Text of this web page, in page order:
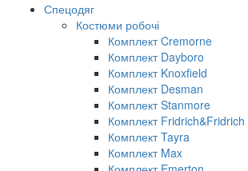
Спецодяг
Костюми робочі
Комплект Cremorne
Комплект Dayboro
Комплект Knoxfield
Комплект Desman
Комплект Stanmore
Комплект Fridrich&Fridrich
Комплект Tayra
Комплект Max